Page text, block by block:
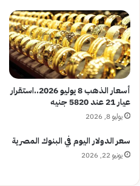
أسعار الذهب 8 يوليو 2026..استقرار
عيار 21 عند 5820 جنيه
يوليو 8, 2026
سعر الدولار اليوم في البنوك المصرية
يونيو 22, 2026